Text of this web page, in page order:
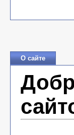
О сайте